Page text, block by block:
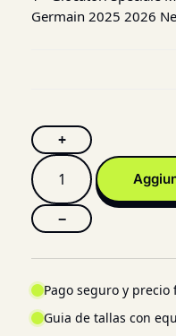
Germain 2025 2026
+
−
Pago seguro y precio
Guia de tallas con